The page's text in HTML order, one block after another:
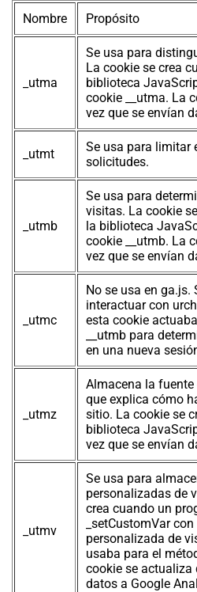
Nombre Propósito
_utma
Se usa para
La cookie se crea
biblioteca
cookie __utma. La
vez que se envían
_utmt
Se usa para limitar
solicitudes.
_utmb
Se usa para
visitas. La cookie
la biblioteca
cookie __utmb. La
vez que se envían
_utmc
No se usa en ga.js.
interactuar con
esta cookie
__utmb para
en una nueva
_utmz
Almacena la
que explica cómo
sitio. La cookie se
biblioteca
vez que se envían
_utmv
Se usa para
personalizadas de
crea cuando un
_setCustomVar
personalizada de
usaba para el
cookie se actualiza
datos a Google